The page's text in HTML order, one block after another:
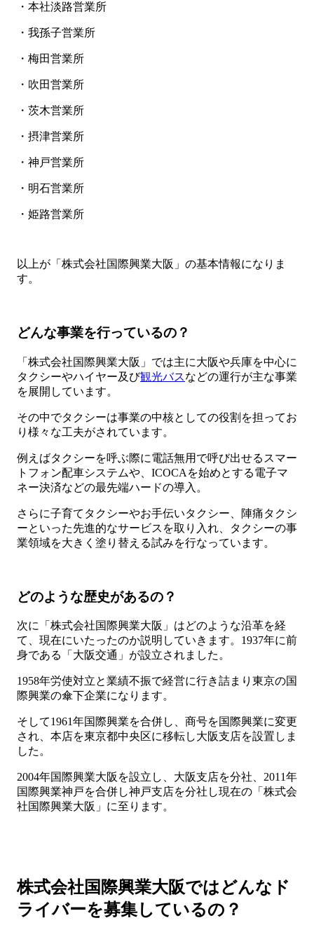
・本社淡路営業所
・我孫子営業所
・梅田営業所
・吹田営業所
・茨木営業所
・摂津営業所
・神戸営業所
・明石営業所
・姫路営業所
以上が「株式会社国際興業大阪」の基本情報になりま
す。
どんな事業を行っているの？
「株式会社国際興業大阪」では主に大阪や兵庫を中心に
タクシーやハイヤー及び観光バスなどの運行が主な事業
を展開しています。
その中でタクシーは事業の中核としての役割を担ってお
り様々な工夫がされています。
例えばタクシーを呼ぶ際に電話無用で呼び出せるスマー
トフォン配車システムや、ICOCAを始めとする電子マ
ネー決済などの最先端ハードの導入。
さらに子育てタクシーやお手伝いタクシー、陣痛タクシ
ーといった先進的なサービスを取り入れ、タクシーの事
業領域を大きく塗り替える試みを行なっています。
どのような歴史があるの？
次に「株式会社国際興業大阪」はどのような沿革を経
て、現在にいたったのか説明していきます。1937年に前
身である「大阪交通」が設立されました。
1958年労使対立と業績不振で経営に行き詰まり東京の国
際興業の傘下企業になります。
そして1961年国際興業を合併し、商号を国際興業に変更
され、本店を東京都中央区に移転し大阪支店を設置しま
した。
2004年国際興業大阪を設立し、大阪支店を分社、2011年
国際興業神戸を合併し神戸支店を分社し現在の「株式会
社国際興業大阪」に至ります。
株式会社国際興業大阪ではどんなド
ライバーを募集しているの？